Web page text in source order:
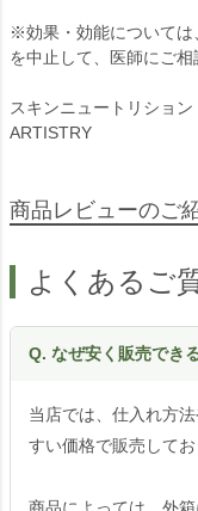
※効果・効能については
を中止して、医師にご相
スキンニュートリション
ARTISTRY
商品レビューのご
よくあるご
Q. なぜ安く販売でき
当店では、仕入れ方
すい価格で販売してお